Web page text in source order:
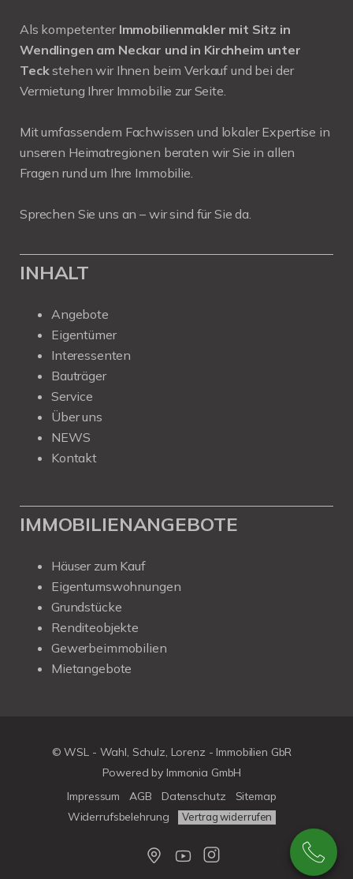
Als kompetenter Immobilienmakler mit Sitz in
Wendlingen am Neckar und in Kirchheim unter
Teckstehen wir Ihnen beim Verkauf und bei der
Vermietung Ihrer Immobilie zur Seite.
Mit umfassendem Fachwissen und lokaler Expertise in
unseren Heimatregionen beraten wir Sie in allen
Fragen rund um Ihre Immobilie.
Sprechen Sie uns an – wir sind für Sie da.
INHALT
Angebote
Eigentümer
Interessenten
Bauträger
Service
Über uns
NEWS
Kontakt
IMMOBILIENANGEBOTE
Häuser zum Kauf
Eigentumswohnungen
Grundstücke
Renditeobjekte
Gewerbeimmobilien
Mietangebote
© WSL - Wahl, Schulz, Lorenz - Immobilien GbR
Powered by Immonia GmbH
Impressum
AGB Datenschutz
Sitemap
Widerrufsbelehrung
Vertrag widerrufen